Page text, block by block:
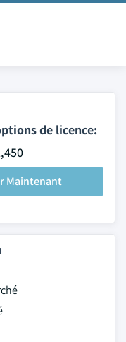
de licence:
Maintenant